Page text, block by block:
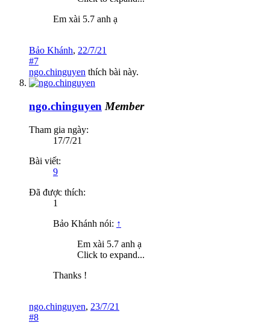
Em xài 5.7 anh ạ
Bảo Khánh, 22/7/21
#7
ngo.chinguyen thích bài này.
ngo.chinguyen Member
Tham gia ngày:
17/7/21
Bài viết:
9
Đã được thích:
1
Bảo Khánh nói: ↑
Em xài 5.7 anh ạ
Click to expand...
Thanks !
ngo.chinguyen, 23/7/21
#8